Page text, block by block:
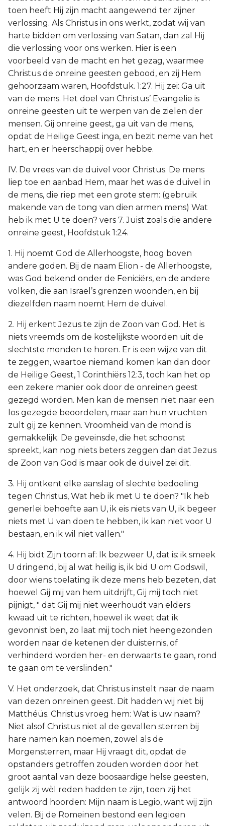
toen heeft Hij zijn macht aangewend ter zijner
verlossing. Als Christus in ons werkt, zodat wij van
harte bidden om verlossing van Satan, dan zal Hij
die verlossing voor ons werken. Hier is een
voorbeeld van de macht en het gezag, waarmee
Christus de onreine geesten gebood, en zij Hem
gehoorzaam waren, Hoofdstuk. 1:27. Hij zei: Ga uit
van de mens. Het doel van Christus’ Evangelie is
onreine geesten uit te werpen van de zielen der
mensen. Gij onreine geest, ga uit van de mens,
opdat de Heilige Geest inga, en bezit neme van het
hart, en er heerschappij over hebbe.
IV. De vrees van de duivel voor Christus. De mens
liep toe en aanbad Hem, maar het was de duivel in
de mens, die riep met een grote stem: (gebruik
makende van de tong van dien armen mens) Wat
heb ik met U te doen? vers 7. Juist zoals die andere
onreine geest, Hoofdstuk 1:24.
1. Hij noemt God de Allerhoogste, hoog boven
andere goden. Bij de naam Elion - de Allerhoogste,
was God bekend onder de Feniciërs, en de andere
volken, die aan Israël’s grenzen woonden, en bij
diezelfden naam noemt Hem de duivel.
2. Hij erkent Jezus te zijn de Zoon van God. Het is
niets vreemds om de kostelijkste woorden uit de
slechtste monden te horen. Er is een wijze van dit
te zeggen, waartoe niemand komen kan dan door
de Heilige Geest, 1 Corinthiërs 12:3, toch kan het op
een zekere manier ook door de onreinen geest
gezegd worden. Men kan de mensen niet naar een
los gezegde beoordelen, maar aan hun vruchten
zult gij ze kennen. Vroomheid van de mond is
gemakkelijk. De geveinsde, die het schoonst
spreekt, kan nog niets beters zeggen dan dat Jezus
de Zoon van God is maar ook de duivel zei dit.
3. Hij ontkent elke aanslag of slechte bedoeling
tegen Christus, Wat heb ik met U te doen? "Ik heb
generlei behoefte aan U, ik eis niets van U, ik begeer
niets met U van doen te hebben, ik kan niet voor U
bestaan, en ik wil niet vallen."
4. Hij bidt Zijn toorn af: Ik bezweer U, dat is: ik smeek
U dringend, bij al wat heilig is, ik bid U om Godswil,
door wiens toelating ik deze mens heb bezeten, dat
hoewel Gij mij van hem uitdrijft, Gij mij toch niet
pijnigt, " dat Gij mij niet weerhoudt van elders
kwaad uit te richten, hoewel ik weet dat ik
gevonnist ben, zo laat mij toch niet heengezonden
worden naar de ketenen der duisternis, of
verhinderd worden her- en derwaarts te gaan, rond
te gaan om te verslinden."
V. Het onderzoek, dat Christus instelt naar de naam
van dezen onreinen geest. Dit hadden wij niet bij
Matthéüs. Christus vroeg hem: Wat is uw naam?
Niet alsof Christus niet al de gevallen sterren bij
hare namen kan noemen, zowel als de
Morgensterren, maar Hij vraagt dit, opdat de
opstanders getroffen zouden worden door het
groot aantal van deze boosaardige helse geesten,
gelijk zij wèl reden hadden te zijn, toen zij het
antwoord hoorden: Mijn naam is Legio, want wij zijn
velen. Bij de Romeinen bestond een legioen